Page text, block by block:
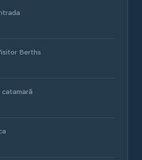
Berths
catamarã